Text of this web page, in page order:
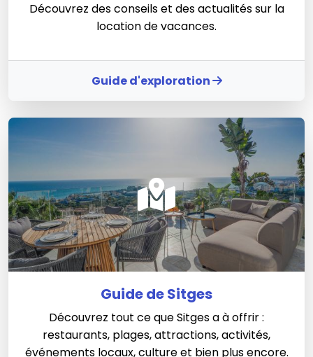
Découvrez des conseils et des actualités sur la
location de vacances.
Guide d'exploration
Guide de Sitges
Découvrez tout ce que Sitges a à offrir :
restaurants, plages, attractions, activités,
événements locaux, culture et bien plus encore.